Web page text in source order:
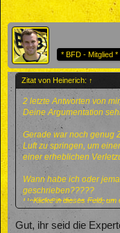
* BFD - Mitglied *
Zitat von Heinerich: ↑
2 letzte Antworten von
Deine Argumentation
Gerade war noch genug
Luft zu springen, um
einer erheblichen
Wann habe ich oder
geschrieben?????
Unterlaß bitte, in meinen
Interpretationen,
Klicke in dieses Feld, um
Gut, ihr seid die